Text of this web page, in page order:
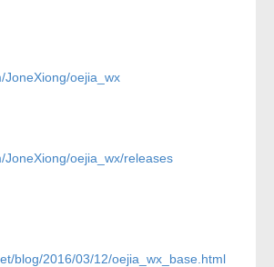
JoneXiong/oejia_wx
JoneXiong/oejia_wx/releases
blog/2016/03/12/oejia_wx_base.html